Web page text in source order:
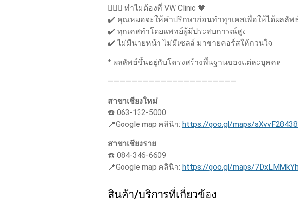
👨🏻‍⚕️ ทำไมต้องที่ VW Clinic 🧡
✔️ คุณหมอจะให้คำปรึกษาก่อนทำทุกเคสเพื่อให้ได้ผลลัพ
✔️ ทุกเคสทำโดยแพทย์ผู้มีประสบการณ์สูง
✔️ ไม่มีนายหน้า ไม่มีเซลล์ มาขายคอร์สให้กวนใจ
* ผลลัพธ์ขึ้นอยู่กับโครงสร้างพื้นฐานของแต่ละบุคคล
——————————————————————
สาขาเชียงใหม่
☎️ 063-132-5000
📍Google map คลินิก: https://goo.gl/maps/
สาขาเชียงราย
☎️ 084-346-6609
📍Google map คลินิก: https://goo.gl/maps/
สินค้า/บริการที่เกี่ยวข้อง